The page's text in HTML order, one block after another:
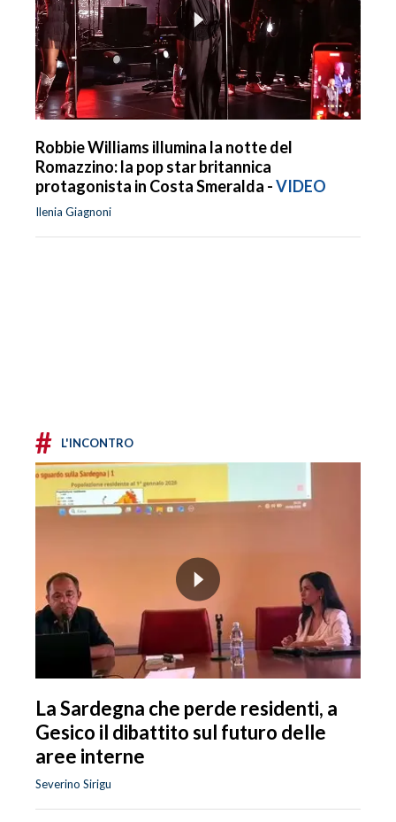
Robbie Williams illumina la notte del
Romazzino: la pop star britannica
protagonista in Costa Smeralda -VIDEO
Ilenia Giagnoni
# L'INCONTRO
La Sardegna che perde residenti, a
Gesico il dibattito sul futuro delle
aree interne
Severino Sirigu